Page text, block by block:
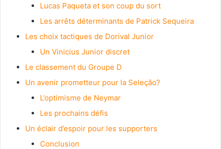
Lucas Paqueta et son coup du sort
Les arrêts déterminants de Patrick Sequeira
Les choix tactiques de Dorival Junior
Un Vinicius Junior discret
Le classement du Groupe D
Un avenir prometteur pour la Seleção?
L’optimisme de Neymar
Les prochains défis
Un éclair d’espoir pour les supporters
Conclusion